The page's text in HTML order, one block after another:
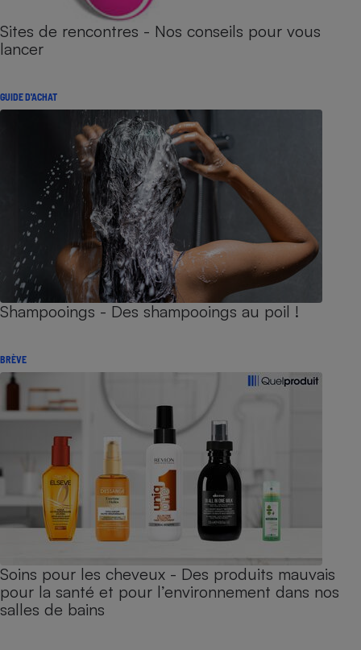
Sites de rencontres - Nos conseils pour vous
lancer
GUIDE D'ACHAT
Shampooings - Des shampooings au poil !
BRÈVE
Soins pour les cheveux - Des produits mauvais
pour la santé et pour l’environnement dans nos
salles de bains